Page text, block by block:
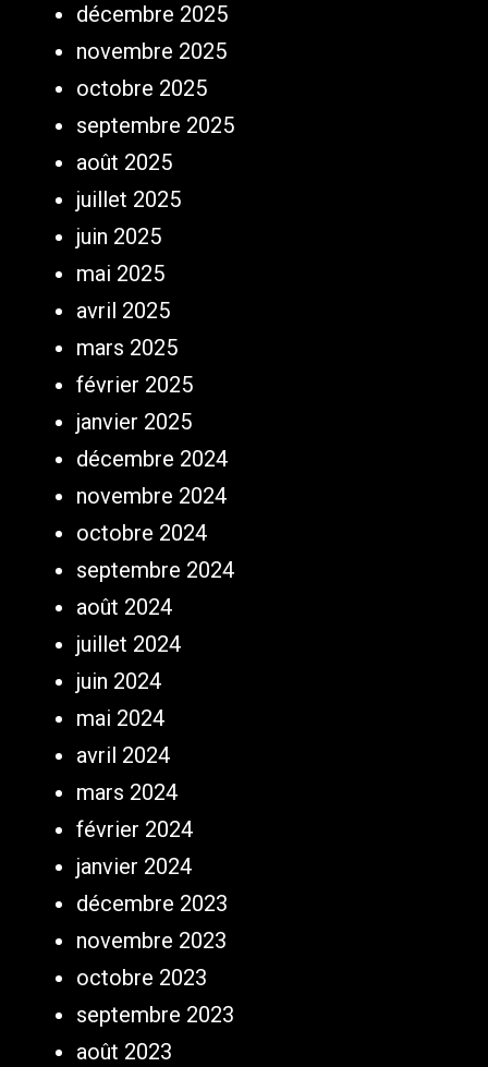
décembre 2025
novembre 2025
octobre 2025
septembre 2025
août 2025
juillet 2025
juin 2025
mai 2025
avril 2025
mars 2025
février 2025
janvier 2025
décembre 2024
novembre 2024
octobre 2024
septembre 2024
août 2024
juillet 2024
juin 2024
mai 2024
avril 2024
mars 2024
février 2024
janvier 2024
décembre 2023
novembre 2023
octobre 2023
septembre 2023
août 2023